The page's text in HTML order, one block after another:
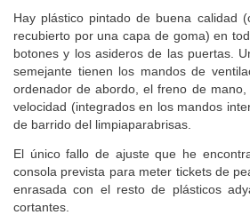
Hay plástico pintado de buena calidad
recubierto por una capa de goma) en
botones y los asideros de las puertas.
semejante tienen los mandos de
ordenador de abordo, el freno de
velocidad (integrados en los mandos
de barrido del limpiaparabrisas.
El único fallo de ajuste que he
consola prevista para meter tickets de
enrasada con el resto de plásticos
cortantes.